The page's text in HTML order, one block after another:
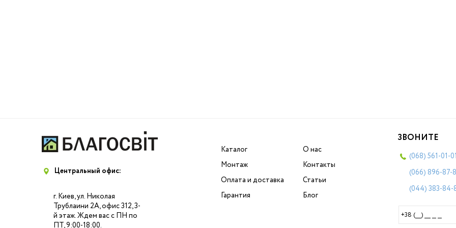
Центральный офис:
г. Киев, ул. Николая
Трублаини 2А, офис 312, 3-
й этаж. Ждем вас с ПН по
ПТ, 9:00-18:00.
Каталог
Монтаж
Оплата и доставка
Гарантия
О нас
Контакты
Статьи
Блог
ЗВОНИТЕ
(068) 561-01-01
(066) 896-87-
(044) 383-84-